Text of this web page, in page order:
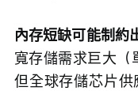
內存短缺可能制約
寬存儲需求巨大（
但全球存儲芯片